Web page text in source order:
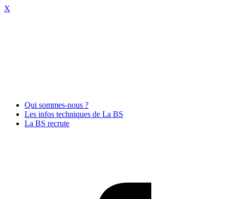
X
Qui sommes-nous ?
Les infos techniques de La BS
La BS recrute